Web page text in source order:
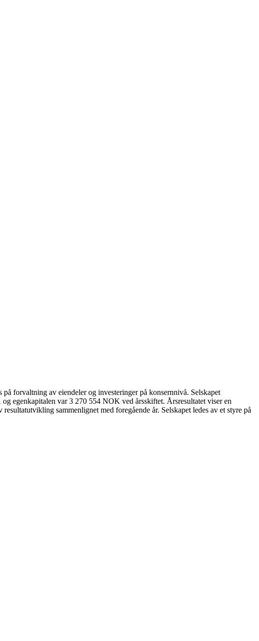
forvaltning av eiendeler og investeringer på konsernnivå. Selskapet
egenkapitalen var 3 270 554 NOK ved årsskiftet. Årsresultatet viser en
sammenlignet med foregående år. Selskapet ledes av et styre på